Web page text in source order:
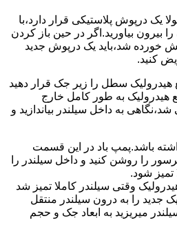
یک درپوش پلاستیکی قرار دارد،با
بیرون بیاورید.اگر در حین باز کردن
خورده شد،باید یک درپوش جدید
کنید.
سطل را زیر جک قرار دهید
هیدرولیک به طور کامل خارج
به داخل سیلندر بیاندازید و
باشد.پمپ باد در این قسمت
را روشن کنید و داخل سیلندر را
تمیز شود.
وقتی سیلندر کاملا تمیز شد
جدید را به درون سیلندر منتقل
میریزید به ابعاد جک و حجم